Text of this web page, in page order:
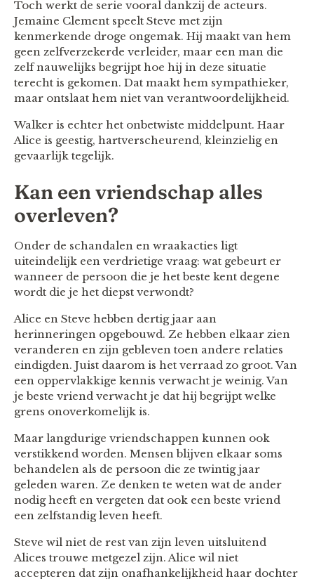
Toch werkt de serie vooral dankzij de acteurs.
Jemaine Clement speelt Steve met zijn
kenmerkende droge ongemak. Hij maakt van hem
geen zelfverzekerde verleider, maar een man die
zelf nauwelijks begrijpt hoe hij in deze situatie
terecht is gekomen. Dat maakt hem sympathieker,
maar ontslaat hem niet van verantwoordelijkheid.
Walker is echter het onbetwiste middelpunt. Haar
Alice is geestig, hartverscheurend, kleinzielig en
gevaarlijk tegelijk.
Kan een vriendschap alles
overleven?
Onder de schandalen en wraakacties ligt
uiteindelijk een verdrietige vraag: wat gebeurt er
wanneer de persoon die je het beste kent degene
wordt die je het diepst verwondt?
Alice en Steve hebben dertig jaar aan
herinneringen opgebouwd. Ze hebben elkaar zien
veranderen en zijn gebleven toen andere relaties
eindigden. Juist daarom is het verraad zo groot. Van
een oppervlakkige kennis verwacht je weinig. Van
je beste vriend verwacht je dat hij begrijpt welke
grens onoverkomelijk is.
Maar langdurige vriendschappen kunnen ook
verstikkend worden. Mensen blijven elkaar soms
behandelen als de persoon die ze twintig jaar
geleden waren. Ze denken te weten wat de ander
nodig heeft en vergeten dat ook een beste vriend
een zelfstandig leven heeft.
Steve wil niet de rest van zijn leven uitsluitend
Alices trouwe metgezel zijn. Alice wil niet
accepteren dat zijn onafhankelijkheid haar dochter